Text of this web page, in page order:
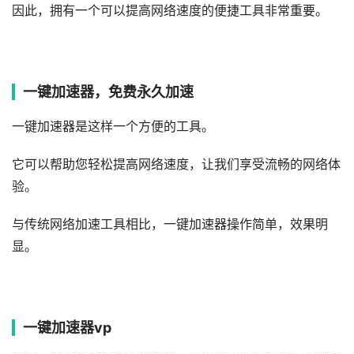
因此，拥有一个可以提高网络速度的便捷工具非常重要。
一键加速器，免费永久加速
一键加速器是这样一个方便的工具。
它可以帮助您轻松提高网络速度，让我们享受流畅的网络体
验。
与传统网络加速工具相比，一键加速器操作简单，效果明
显。
一键加速器vp